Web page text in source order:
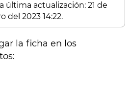
última actualización: 21 de
del 2023 14:22.
la ficha en los